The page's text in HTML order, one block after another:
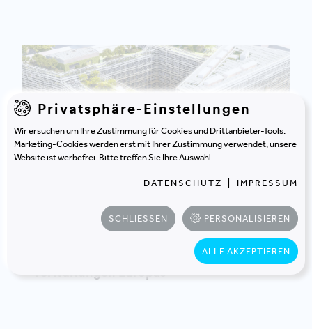
LAND SALZBURG
Auf dem Weg zu einer der modernsten
Verwaltungen Europas
Privatsphäre-Einstellungen
Wir ersuchen um Ihre Zustimmung für Cookies und Drittanbieter-Tools.
Marketing-Cookies werden erst mit Ihrer Zustimmung verwendet, unsere
Website ist werbefrei. Bitte treffen Sie Ihre Auswahl.
DATENSCHUTZ IMPRESSUM
SCHLIESSEN PERSONALISIEREN
ALLE AKZEPTIEREN